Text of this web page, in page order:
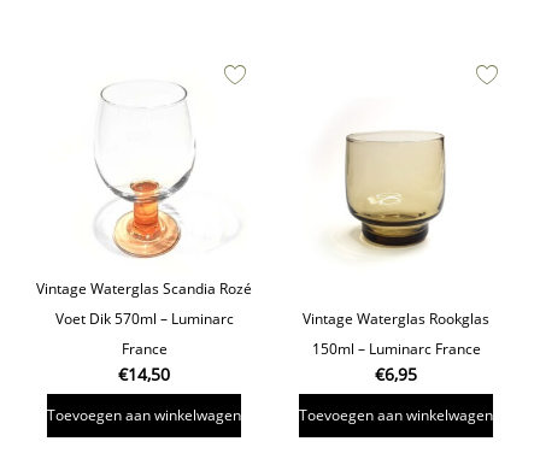
Vintage Waterglas Scandia Rozé
Voet Dik 570ml – Luminarc
France
€14,50
Toevoegen aan winkelwagen
Vintage Waterglas Rookglas
150ml – Luminarc France
€6,95
Toevoegen aan winkelwagen